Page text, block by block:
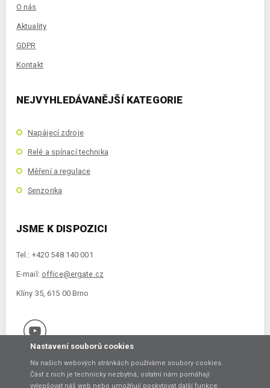
O nás
Aktuality
GDPR
Kontakt
NEJVYHLEDÁVANĚJŠÍ KATEGORIE
Napájecí zdroje
Relé a spínací technika
Měření a regulace
Senzorika
JSME K DISPOZICI
Tel.: +420 548 140 001
E-mail: office@ergate.cz
Klíny 35, 615 00 Brno
Nastavení souborů cookies
Na našich webových stránkách používáme soubory cookies.
Část z nich je technicky nezbytná, ostatní nám pomáhají
vylepšovat náš web nebo umožňují poskytovat další funkce.